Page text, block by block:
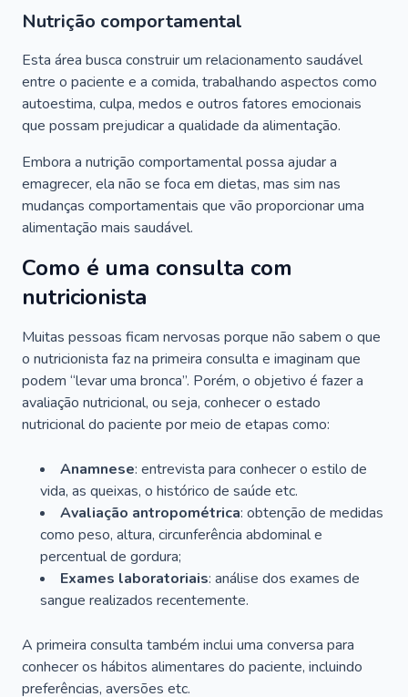
Nutrição comportamental
Esta área busca construir um relacionamento saudável
entre o paciente e a comida, trabalhando aspectos como
autoestima, culpa, medos e outros fatores emocionais
que possam prejudicar a qualidade da alimentação.
Embora a nutrição comportamental possa ajudar a
emagrecer, ela não se foca em dietas, mas sim nas
mudanças comportamentais que vão proporcionar uma
alimentação mais saudável.
Como é uma consulta com
nutricionista
Muitas pessoas ficam nervosas porque não sabem o que
o nutricionista faz na primeira consulta e imaginam que
podem “levar uma bronca”. Porém, o objetivo é fazer a
avaliação nutricional, ou seja, conhecer o estado
nutricional do paciente por meio de etapas como:
Anamnese: entrevista para conhecer o estilo de
vida, as queixas, o histórico de saúde etc.
Avaliação antropométrica: obtenção de medidas
como peso, altura, circunferência abdominal e
percentual de gordura;
Exames laboratoriais: análise dos exames de
sangue realizados recentemente.
A primeira consulta também inclui uma conversa para
conhecer os hábitos alimentares do paciente, incluindo
preferências, aversões etc.